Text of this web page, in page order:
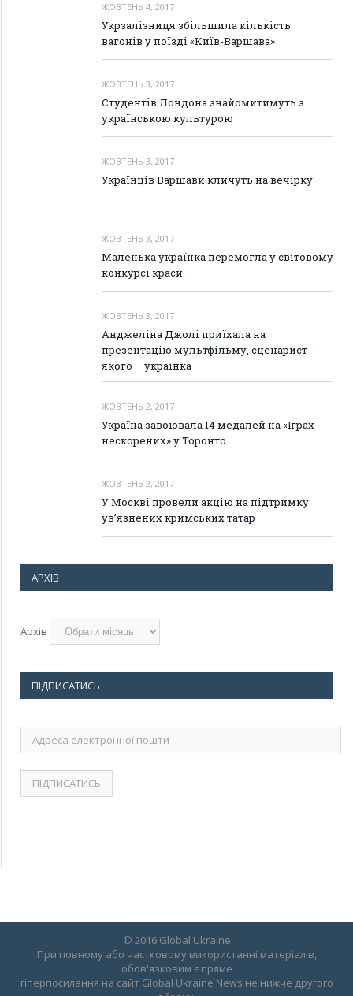
ЖОВТЕНЬ 4, 2017
Укрзалізниця збільшила кількість
вагонів у поїзді «Київ-Варшава»
ЖОВТЕНЬ 3, 2017
Студентів Лондона знайомитимуть з
українською культурою
ЖОВТЕНЬ 3, 2017
Українців Варшави кличуть на вечірку
ЖОВТЕНЬ 3, 2017
Маленька українка перемогла у світовому
конкурсі краси
ЖОВТЕНЬ 3, 2017
Анджеліна Джолі приїхала на
презентацію мультфільму, сценарист
якого – українка
ЖОВТЕНЬ 2, 2017
Україна завоювала 14 медалей на «Іграх
нескорених» у Торонто
ЖОВТЕНЬ 2, 2017
У Москві провели акцію на підтримку
ув’язнених кримських татар
АРХІВ
Архів
ПІДПИСАТИСЬ
Адреса
електронної
© 2016 Global Ukraine
При повному або частковому використанні матеріалів,
обов'язковим є пряме
гіперпосилання на сайт Global Ukraine News не нижче другого